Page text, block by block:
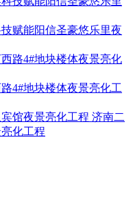
赋能阳信圣豪悠乐里夜
4#地块楼体夜景亮化工
济南二
化工程